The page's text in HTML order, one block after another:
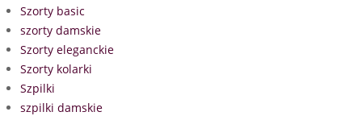
Szorty basic
szorty damskie
Szorty eleganckie
Szorty kolarki
Szpilki
szpilki damskie